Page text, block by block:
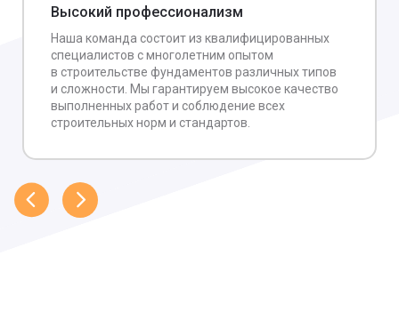
Высокий профессионализм
Наша команда состоит из квалифицированных
специалистов с многолетним опытом
в строительстве фундаментов различных типов
и сложности. Мы гарантируем высокое качество
выполненных работ и соблюдение всех
строительных норм и стандартов.